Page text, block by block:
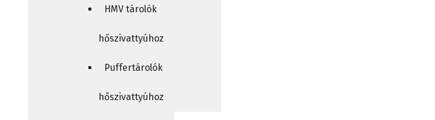
HMV tárolók
hőszivattyúhoz
Puffertárolók
hőszivattyúhoz